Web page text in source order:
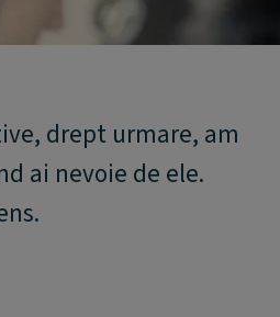
drept urmare, am
ai nevoie de ele.